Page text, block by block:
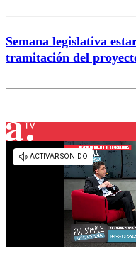
Semana legislativa
tramitación del